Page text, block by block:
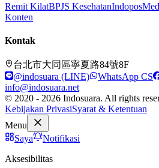
Remit KilatBPJS KesehatanIndopos
Konten
Kontak
台北市大同區寧夏路84號8F
@indosuara (LINE)
WhatsApp CS
info@indosuara.net
© 2020 - 2026 Indosuara. All rights
Kebijakan PrivasiSyarat & Ketentuan
Menu
Saya
Notifikasi
Aksesibilitas